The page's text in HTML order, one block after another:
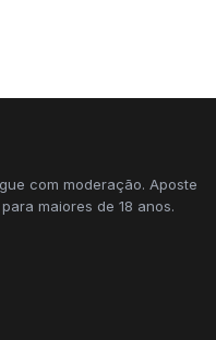
com moderação. Aposte
maiores de 18 anos.